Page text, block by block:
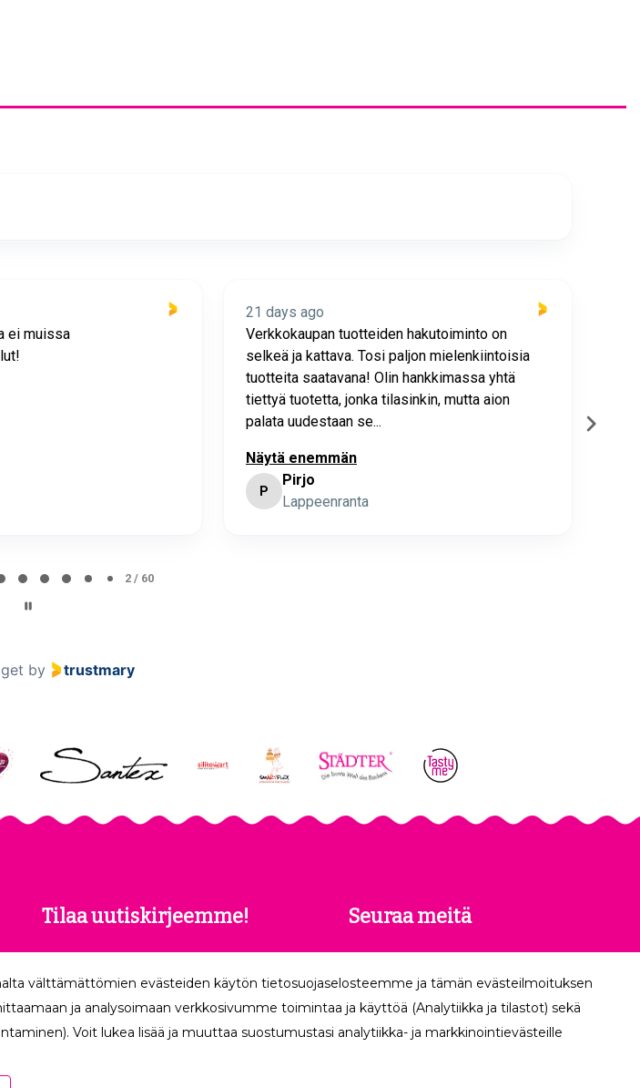
ei muissa
21 days ago
Verkkokaupan tuotteiden hakutoiminto on
selkeä ja kattava. Tosi paljon mielenkiintoisia
tuotteita saatavana! Olin hankkimassa yhtä
tiettyä tuotetta, jonka tilasinkin, mutta aion
palata uudestaan se...
Näytä enemmän
P
Pirjo
Lappeenranta
2 / 60
by trustmary
Tilaa uutiskirjeemme!
uusimmat edut suoraan sähköpostiisi.
Tilaa
Seuraa meitä
välttämättömien evästeiden käytön tietosuojaselosteemme ja tämän evästeilmoituksen
ja analysoimaan verkkosivumme toimintaa ja käyttöä (Analytiikka ja tilastot) sekä
Voit lukea lisää ja muuttaa suostumustasi analytiikka- ja markkinointievästeille